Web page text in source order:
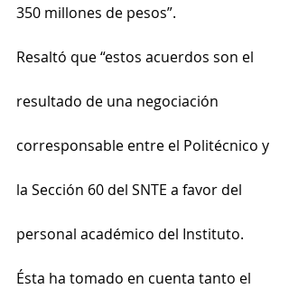
350 millones de pesos”.
Resaltó que “estos acuerdos son el
resultado de una negociación
corresponsable entre el Politécnico y
la Sección 60 del SNTE a favor del
personal académico del Instituto.
Ésta ha tomado en cuenta tanto el